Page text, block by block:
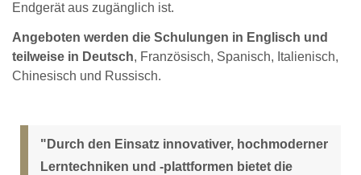
Endgerät aus zugänglich ist.
Angeboten werden die Schulungen in Englisch und
teilweise in Deutsch, Französisch, Spanisch, Italienisch,
Chinesisch und Russisch.
"Durch den Einsatz innovativer, hochmoderner
Lerntechniken und -plattformen bietet die